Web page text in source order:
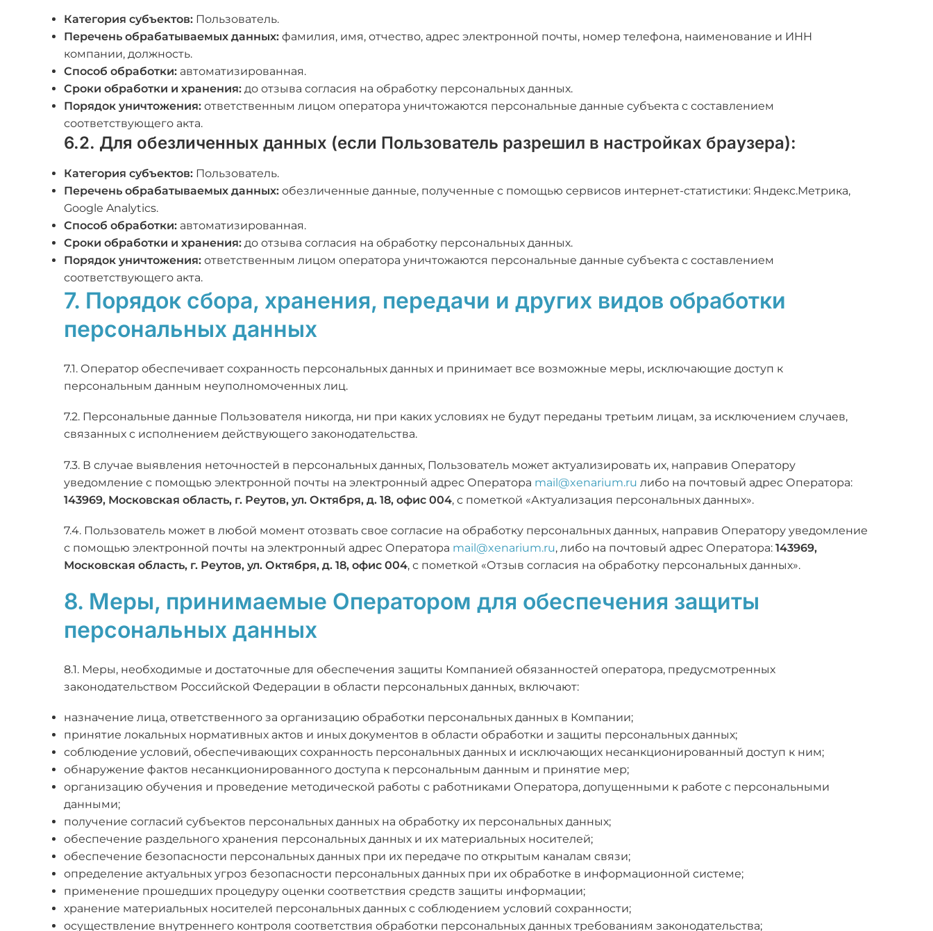
Категория субъектов: Пользователь.
Перечень обрабатываемых данных: фамилия, имя, отчество, адрес электронной почты, номер телефона, наименование и ИНН
компании, должность.
Способ обработки: автоматизированная.
Сроки обработки и хранения: до отзыва согласия на обработку персональных данных.
Порядок уничтожения: ответственным лицом оператора уничтожаются персональные данные субъекта с составлением
соответствующего акта.
6.2. Для обезличенных данных (если Пользователь разрешил в настройках браузера):
Категория субъектов: Пользователь.
Перечень обрабатываемых данных: обезличенные данные, полученные с помощью сервисов интернет-статистики: Яндекс.Метрика,
Google Analytics.
Способ обработки: автоматизированная.
Сроки обработки и хранения: до отзыва согласия на обработку персональных данных.
Порядок уничтожения: ответственным лицом оператора уничтожаются персональные данные субъекта с составлением
соответствующего акта.
7. Порядок сбора, хранения, передачи и других видов обработки
персональных данных
7.1. Оператор обеспечивает сохранность персональных данных и принимает все возможные меры, исключающие доступ к
персональным данным неуполномоченных лиц.
7.2. Персональные данные Пользователя никогда, ни при каких условиях не будут переданы третьим лицам, за исключением случаев,
связанных с исполнением действующего законодательства.
7.3. В случае выявления неточностей в персональных данных, Пользователь может актуализировать их, направив Оператору
уведомление с помощью электронной почты на электронный адрес Оператора mail@xenarium.ru либо на почтовый адрес Оператора:
143969, Московская область, г. Реутов, ул. Октября, д. 18, офис 004, с пометкой «Актуализация персональных данных».
7.4. Пользователь может в любой момент отозвать свое согласие на обработку персональных данных, направив Оператору уведомление
с помощью электронной почты на электронный адрес Оператора mail@xenarium.ru, либо на почтовый адрес Оператора: 143969,
Московская область, г. Реутов, ул. Октября, д. 18, офис 004, с пометкой «Отзыв согласия на обработку персональных данных».
8. Меры, принимаемые Оператором для обеспечения защиты
персональных данных
8.1. Меры, необходимые и достаточные для обеспечения защиты Компанией обязанностей оператора, предусмотренных
законодательством Российской Федерации в области персональных данных, включают:
назначение лица, ответственного за организацию обработки персональных данных в Компании;
принятие локальных нормативных актов и иных документов в области обработки и защиты персональных данных;
соблюдение условий, обеспечивающих сохранность персональных данных и исключающих несанкционированный доступ к ним;
обнаружение фактов несанкционированного доступа к персональным данным и принятие мер;
организацию обучения и проведение методической работы с работниками Оператора, допущенными к работе с персональными
данными;
получение согласий субъектов персональных данных на обработку их персональных данных;
обеспечение раздельного хранения персональных данных и их материальных носителей;
обеспечение безопасности персональных данных при их передаче по открытым каналам связи;
определение актуальных угроз безопасности персональных данных при их обработке в информационной системе;
применение прошедших процедуру оценки соответствия средств защиты информации;
хранение материальных носителей персональных данных с соблюдением условий сохранности;
осуществление внутреннего контроля соответствия обработки персональных данных требованиям законодательства;